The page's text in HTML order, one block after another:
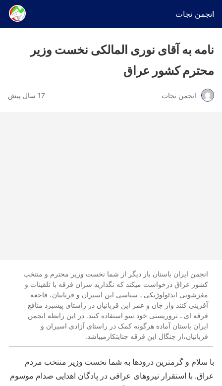
انجمن نجات
نامه به آقای نوری المالکی نخست وزیر
محترم کشور عراق
انجمن نجات 17 سال پیش
انجمن ایران باستان بار دیگر از شما نخست وزیر محترم و منتخب
کشور عراق درخواست میکند که نگذارید سران فرقه با تلقینات و
مغزشویی ایدئولوژیکی ـ سیاسی این اسیران و قربانیان، فاجعه
آفرینی کنند واز جان و عمر این قربانیان در راستای پیشبرد منافع
فرقه ای ـ تروریستی خود سو استفاده کنند. در این رابطه انجمن
ایران باستان آماده هرگونه کمک در راستای آزادی اسیران و
قربانیان،از چنگال این فرقه جنایتکارمیباشد.
با سلام و گرمترین درودها به شما نخست وزیر منتخب مردم
عراق. با استقرار نیروهای عراقی در پادگان اهدایی صدام موسوم